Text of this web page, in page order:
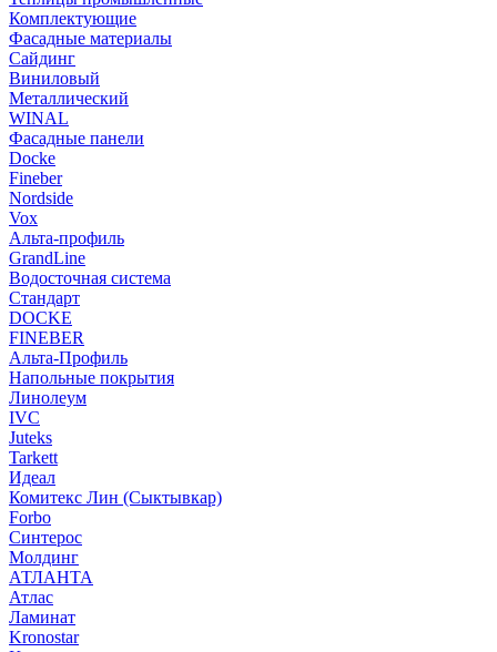
Комплектующие
Фасадные материалы
Сайдинг
Виниловый
Металлический
WINAL
Фасадные панели
Docke
Fineber
Nordside
Vox
Альта-профиль
GrandLine
Водосточная система
Стандарт
DOCKE
FINEBER
Альта-Профиль
Напольные покрытия
Линолеум
IVC
Juteks
Tarkett
Идеал
Комитекс Лин (Сыктывкар)
Forbo
Синтерос
Молдинг
АТЛАНТА
Атлас
Ламинат
Kronostar